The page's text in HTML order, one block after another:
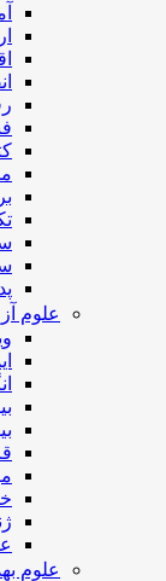
علوم
علوم